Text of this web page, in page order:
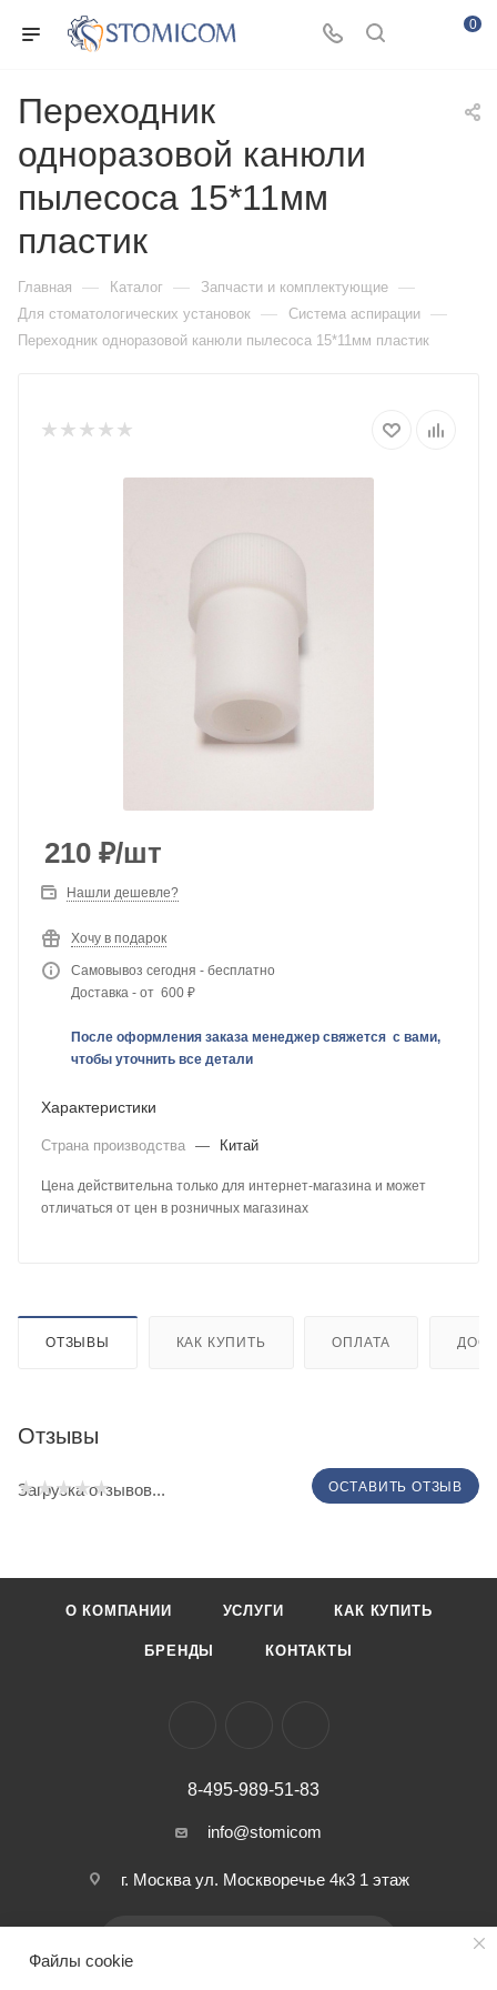
0
Переходник
одноразовой канюли
пылесоса 15*11мм
пластик
Главная — Каталог — Запчасти и комплектующие —
Для стоматологических установок — Система аспирации —
Переходник одноразовой канюли пылесоса 15*11мм пластик
210 ₽/шт
Нашли дешевле?
Хочу в подарок
Самовывоз сегодня - бесплатно
Доставка - от 600 ₽
После оформления заказа менеджер свяжется с вами,
чтобы уточнить все детали
Характеристики
Страна производства — Китай
Цена действительна только для интернет-магазина и может
отличаться от цен в розничных магазинах
ОТЗЫВЫ КАК КУПИТЬ ОПЛАТА
Отзывы
ОСТАВИТЬ ОТЗЫВ
Загрузка отзывов...
О КОМПАНИИ УСЛУГИ КАК КУПИТЬ
БРЕНДЫ КОНТАКТЫ
8-495-989-51-83
info@stomicom
г. Москва ул. Москворечье 4к3 1 этаж
Файлы cookie